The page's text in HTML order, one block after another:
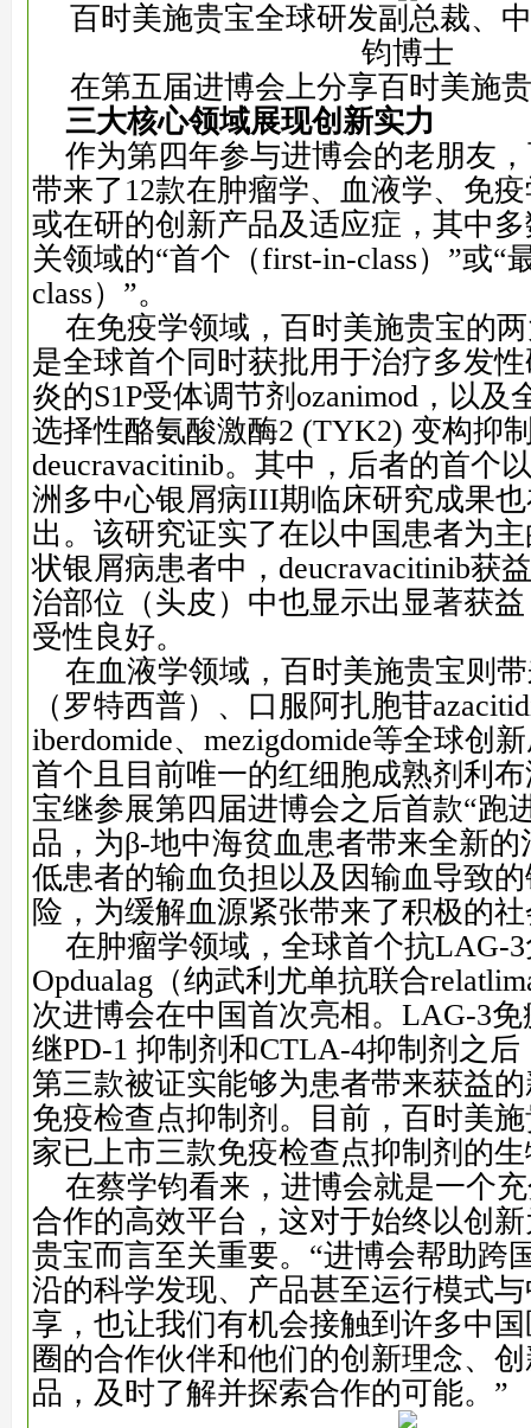
百时美施贵宝全球研发副总裁、
钧博士
在第五届进博会上分享百时美施
三大核心领域展现创新实力
作为第四年参与进博会的老朋友
带来了12款在肿瘤学、血液学、免
或在研的创新产品及适应症，其中
关领域的“首个（first-in-class）”或“
class）”。
在免疫学领域，百时美施贵宝的
是全球首个同时获批用于治疗多发
炎的S1P受体调节剂ozanimod，以及
选择性酪氨酸激酶2 (TYK2) 变构抑
deucravacitinib。其中，后者的首个
洲多中心银屑病III期临床研究成果
出。该研究证实了在以中国患者为
状银屑病患者中，deucravacitinib获
治部位（头皮）中也显示出显著获
受性良好。
在血液学领域，百时美施贵宝则
（罗特西普）、口服阿扎胞苷
iberdomide、mezigdomide等全球创
首个且目前唯一的红细胞成熟剂利
宝继参展第四届进博会之后首款“跑
品，为β-地中海贫血患者带来全新
低患者的输血负担以及因输血导致
险，为缓解血源紧张带来了积极的
在肿瘤学领域，全球首个抗LAG-
Opdualag（纳武利尤单抗联合
次进博会在中国首次亮相。LAG-3
继PD-1 抑制剂和CTLA-4抑制剂之
第三款被证实能够为患者带来获益
免疫检查点抑制剂。目前，百时美
家已上市三款免疫检查点抑制剂的
在蔡学钧看来，进博会就是一个
合作的高效平台，这对于始终以创
贵宝而言至关重要。“进博会帮助跨
沿的科学发现、产品甚至运行模式
享，也让我们有机会接触到许多中
圈的合作伙伴和他们的创新理念、
品，及时了解并探索合作的可能。”